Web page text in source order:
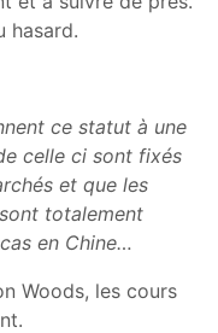
hasard.
ce statut à une
celle ci sont fixés
et que les
totalement
en Chine…
Woods, les cours